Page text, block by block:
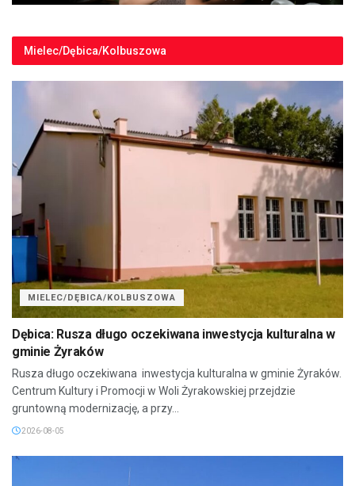
Mielec/Dębica/Kolbuszowa
MIELEC/DĘBICA/KOLBUSZOWA
Dębica: Rusza długo oczekiwana inwestycja kulturalna w
gminie Żyraków
Rusza długo oczekiwana inwestycja kulturalna w gminie Żyraków.
Centrum Kultury i Promocji w Woli Żyrakowskiej przejdzie
gruntowną modernizację, a przy...
2026-08-05